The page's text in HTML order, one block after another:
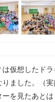
仮想したド
ました。（
を見たあと